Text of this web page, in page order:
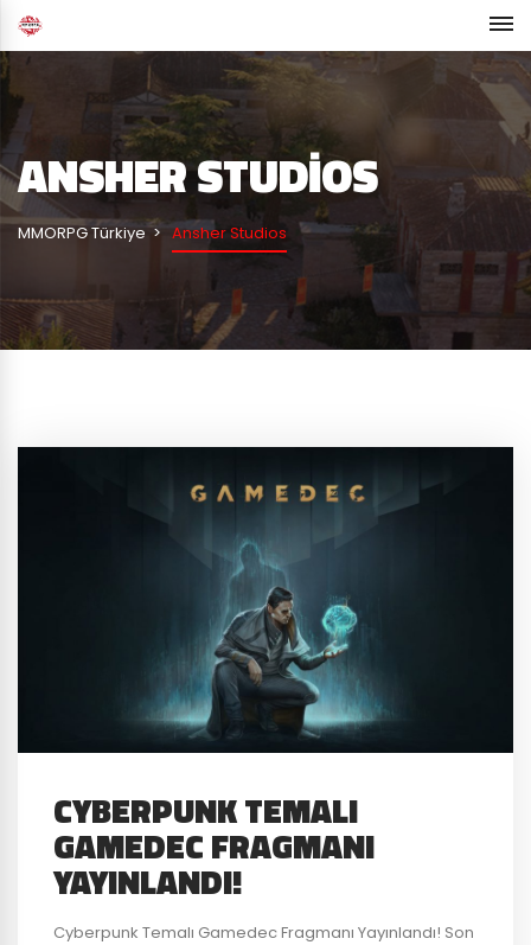
ANSHER STUDIOS
MMORPG Türkiye Ansher Studios
CYBERPUNK TEMALI
GAMEDEC FRAGMANI
YAYINLANDI!
Cyberpunk Temalı Gamedec Fragmanı Yayınlandı! Son